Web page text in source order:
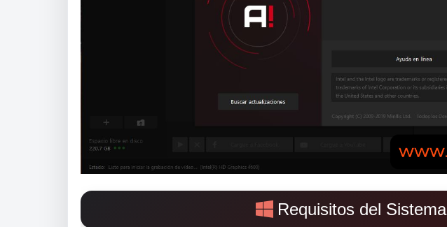
Requisitos del Sistema